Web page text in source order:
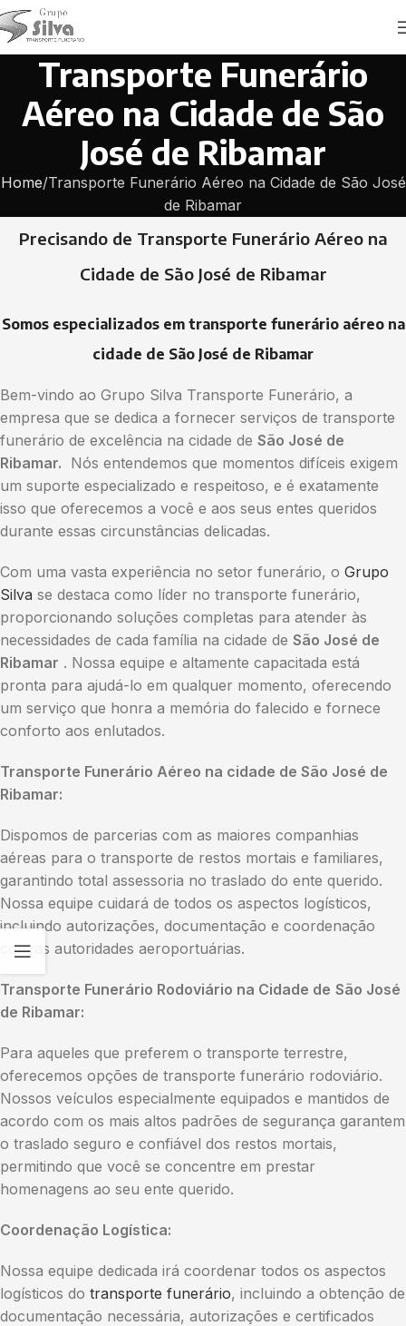
Transporte Funerário
Aéreo na Cidade de São
José de Ribamar
Home Transporte Funerário Aéreo na Cidade de São José
de Ribamar
Precisando de Transporte Funerário Aéreo na
Cidade de São José de Ribamar
Somos especializados em transporte funerário aéreo na
cidade de São José de Ribamar
Bem-vindo ao Grupo Silva Transporte Funerário, a
empresa que se dedica a fornecer serviços de transporte
funerário de excelência na cidade de São José de
Ribamar. Nós entendemos que momentos difíceis exigem
um suporte especializado e respeitoso, e é exatamente
isso que oferecemos a você e aos seus entes queridos
durante essas circunstâncias delicadas.
Com uma vasta experiência no setor funerário, o Grupo
Silva se destaca como líder no transporte funerário,
proporcionando soluções completas para atender às
necessidades de cada família na cidade de São José de
Ribamar . Nossa equipe e altamente capacitada está
pronta para ajudá-lo em qualquer momento, oferecendo
um serviço que honra a memória do falecido e fornece
conforto aos enlutados.
Transporte Funerário Aéreo na cidade de São José de
Ribamar:
Dispomos de parcerias com as maiores companhias
aéreas para o transporte de restos mortais e familiares,
garantindo total assessoria no traslado do ente querido.
Nossa equipe cuidará de todos os aspectos logísticos,
incluindo autorizações, documentação e coordenação
com as autoridades aeroportuárias.
Transporte Funerário Rodoviário na Cidade de São José
de Ribamar:
Para aqueles que preferem o transporte terrestre,
oferecemos opções de transporte funerário rodoviário.
Nossos veículos especialmente equipados e mantidos de
acordo com os mais altos padrões de segurança garantem
o traslado seguro e confiável dos restos mortais,
permitindo que você se concentre em prestar
homenagens ao seu ente querido.
Coordenação Logística:
Nossa equipe dedicada irá coordenar todos os aspectos
logísticos do transporte funerário, incluindo a obtenção de
documentação necessária, autorizações e certificados